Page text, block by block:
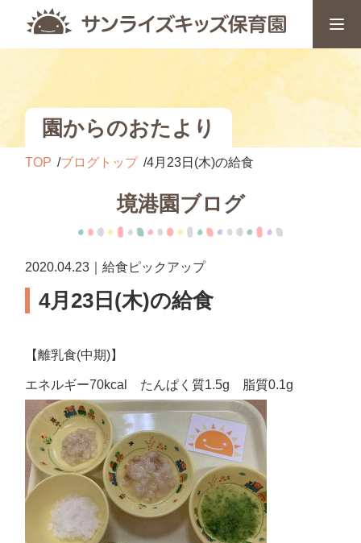
園からのおたより
TOP ブログトップ 4月23日(木)の給食
境港園ブログ
2020.04.23｜給食ピックアップ
4月23日(木)の給食
【離乳食(中期)】
エネルギー70kcal たんぱく質1.5g 脂質0.1g